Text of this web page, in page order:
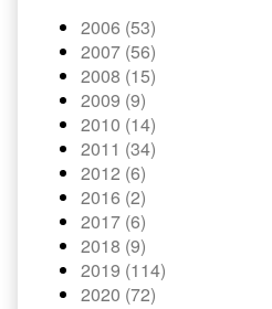
2006 (53)
2007 (56)
2008 (15)
2009 (9)
2010 (14)
2011 (34)
2012 (6)
2016 (2)
2017 (6)
2018 (9)
2019 (114)
2020 (72)